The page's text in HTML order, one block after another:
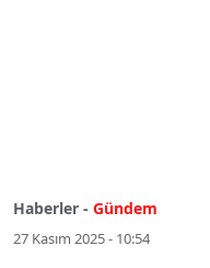
Haberler - Gündem
27 Kasım 2025 - 10:54